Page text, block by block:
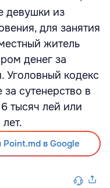
девушки из
для занятия
житель
денег за
Уголовный кодекс
сутенерство в
тысяч лей или
Point.md в Google